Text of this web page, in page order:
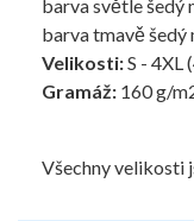
barva světle šedý
barva tmavě šedý
Velikosti:S - 4XL
Gramáž: 160 g/
Všechny velikosti